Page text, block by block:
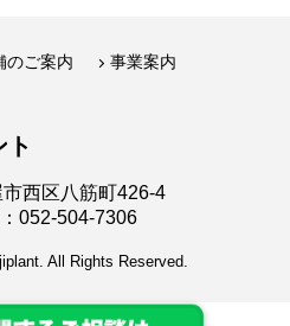
のご案内
事業案内
西区八筋町426-4
052-504-7306
All Rights Reserved.